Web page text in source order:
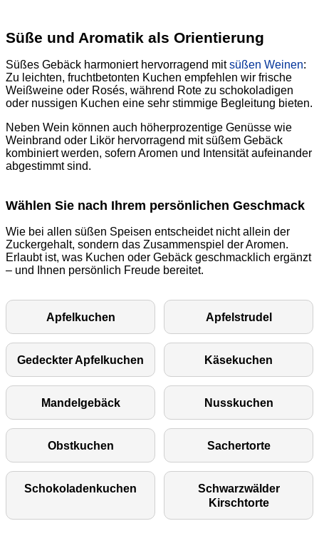
Süße und Aromatik als Orientierung
Süßes Gebäck harmoniert hervorragend mitsüßen Weinen:
Zu leichten, fruchtbetonten Kuchen empfehlen wir frische
Weißweine oder Rosés, während Rote zu schokoladigen
oder nussigen Kuchen eine sehr stimmige Begleitung bieten.
Neben Wein können auch höherprozentige Genüsse wie
Weinbrand oder Likör hervorragend mit süßem Gebäck
kombiniert werden, sofern Aromen und Intensität aufeinander
abgestimmt sind.
Wählen Sie nach Ihrem persönlichen Geschmack
Wie bei allen süßen Speisen entscheidet nicht allein der
Zuckergehalt, sondern das Zusammenspiel der Aromen.
Erlaubt ist, was Kuchen oder Gebäck geschmacklich ergänzt
– und Ihnen persönlich Freude bereitet.
Apfelkuchen Apfelstrudel
Gedeckter Apfelkuchen Käsekuchen
Mandelgebäck Nusskuchen
Obstkuchen Sachertorte
Schokoladenkuchen
Schwarzwälder
Kirschtorte